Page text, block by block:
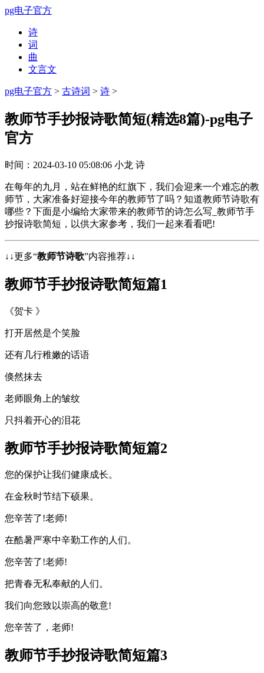
pg电子官方
诗
词
曲
文言文
pg电子官方 > 古诗词 > 诗 >
教师节手抄报诗歌简短(精选8篇)-pg电子
官方
时间： 2024-03-10 05:08:06 小龙 诗
在每年的九月，站在鲜艳的红旗下，我们会迎来一个难忘的教
师节，大家准备好迎接今年的教师节了吗？知道教师节诗歌有
哪些？下面是小编给大家带来的教师节的诗怎么写_教师节手
抄报诗歌简短，以供大家参考，我们一起来看看吧!
↓↓更多“教师节诗歌”内容推荐↓↓
教师节手抄报诗歌简短篇1
《贺卡 》
打开居然是个笑脸
还有几行稚嫩的话语
倏然抹去
老师眼角上的皱纹
只抖着开心的泪花
教师节手抄报诗歌简短篇2
您的保护让我们健康成长。
在金秋时节结下硕果。
您辛苦了!老师!
在酷暑严寒中辛勤工作的人们。
您辛苦了!老师!
把青春无私奉献的人们。
我们向您致以崇高的敬意!
您辛苦了，老师!
教师节手抄报诗歌简短篇3